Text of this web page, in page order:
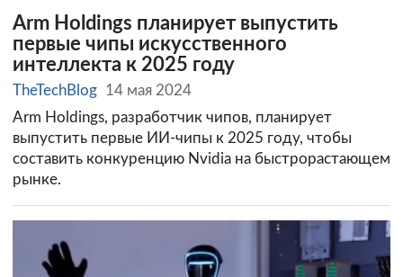
Arm Holdings планирует выпустить
первые чипы искусственного
интеллекта к 2025 году
TheTechBlog 14 мая 2024
Arm Holdings, разработчик чипов, планирует
выпустить первые ИИ-чипы к 2025 году, чтобы
составить конкуренцию Nvidia на быстрорастающем
рынке.